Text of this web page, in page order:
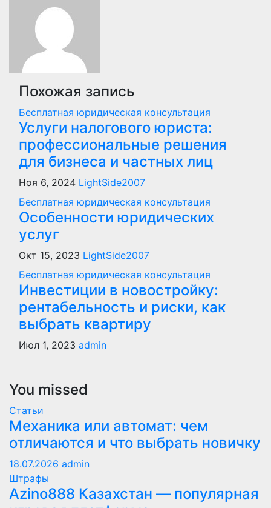
записям
Похожая запись
Бесплатная юридическая консультация
Услуги налогового юриста:
профессиональные решения
для бизнеса и частных лиц
Ноя 6, 2024 LightSide2007
Бесплатная юридическая консультация
Особенности юридических
услуг
Окт 15, 2023 LightSide2007
Бесплатная юридическая консультация
Инвестиции в новостройку:
рентабельность и риски, как
выбрать квартиру
Июл 1, 2023 admin
You missed
Статьи
Механика или автомат: чем
отличаются и что выбрать новичку
18.07.2026 admin
Штрафы
Azino888 Казахстан — популярная